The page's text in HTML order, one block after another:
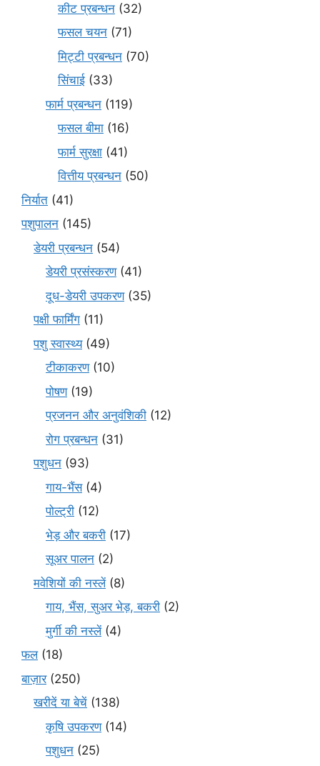
कीट प्रबन्धन (32)
फसल चयन (71)
मि‌ट्टी प्रबन्धन (70)
सिंचाई (33)
फार्म प्रबन्धन (119)
फसल बीमा (16)
फार्म सुरक्षा (41)
वित्तीय प्रबन्धन (50)
निर्यात (41)
पशुपालन (145)
डेयरी प्रबन्धन (54)
डेयरी प्रसंस्करण(41)
दूध-डेयरी उपकरण(35)
पक्षी फार्मिंग (11)
पशु स्वास्थ्य(49)
टीकाकरण(10)
पोषण(19)
प्रजनन और अनुवंशिकी (12)
रोग प्रबन्धन (31)
पशुधन (93)
गाय-भैंस(4)
पोल्ट्री (12)
भेड़ और बकरी (17)
सूअर पालन (2)
मवेशियों की नस्लें(8)
गाय, भैंस, सुअर भेड़, बकरी (2)
मुर्गी की नस्लें(4)
फल(18)
बाज़ार(250)
खरीदें या बेचें (138)
कृषि उपकरण(14)
पशुधन (25)